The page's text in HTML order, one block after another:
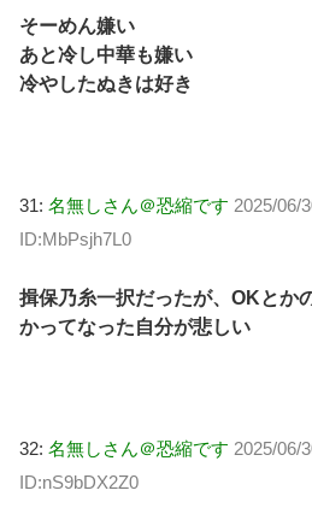
そーめん嫌い
あと冷し中華も嫌い
冷やしたぬきは好き
31: 名無しさん＠恐縮です 2025/06/
ID:MbPsjh7L0
揖保乃糸一択だったが、OKとか
かってなった自分が悲しい
32: 名無しさん＠恐縮です 2025/06/
ID:nS9bDX2Z0